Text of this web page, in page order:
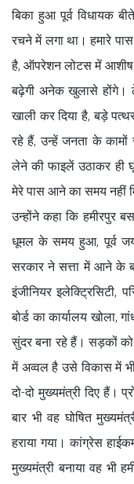
बिका हुआ पूर्व विधायक
रचने में लगा था। हमारे
है, ऑपरेशन लोटस में आशीष
बढ़ेगी अनेक खुलासे होंगे।
खाली कर दिया है, बड़े
रहे हैं, उन्हें जनता के
लेने की फाइलें उठाकर ही
मेरे पास आने का समय नहीं
उन्होंने कहा कि हमीरपुर
धूमल के समय हुआ, पूर्व
सरकार ने सत्ता में आने के
इंजीनियर इलेक्ट्रिसिटी,
बोर्ड का कार्यालय खोला,
सुंदर बना रहे हैं। सड़कों को
में अव्वल है उसे विकास में
दो-दो मुख्यमंत्री दिए हैं।
बार भी वह घोषित
हराया गया। कांग्रेस
मुख्यमंत्री बनाया वह भी